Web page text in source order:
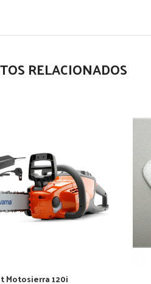
RELACIONADOS
AL CARRITO
Motosierra 120i